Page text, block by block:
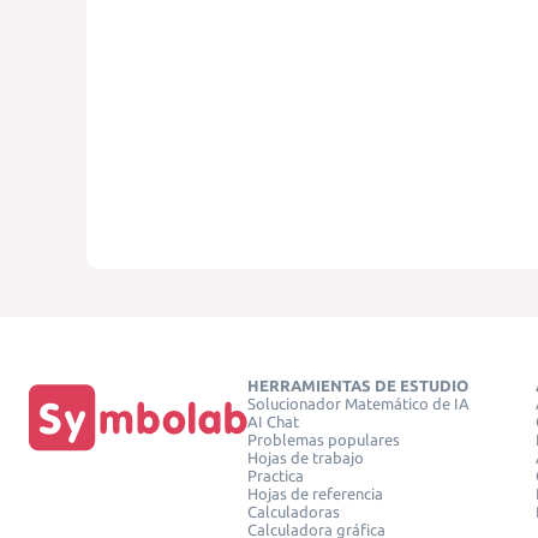
HERRAMIENTAS DE ESTUDIO
Solucionador Matemático de IA
AI Chat
Problemas populares
Hojas de trabajo
Practica
Hojas de referencia
Calculadoras
Calculadora gráfica